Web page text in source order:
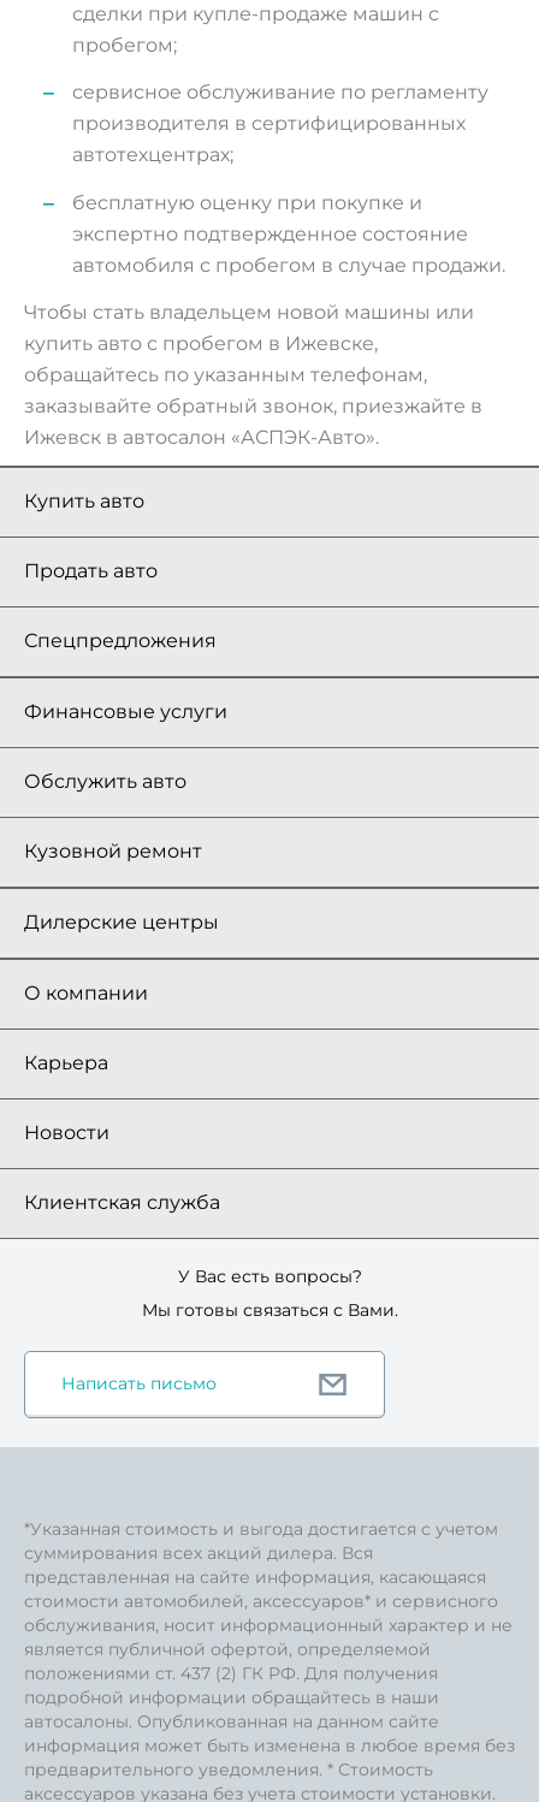
сделки при купле-продаже машин с
пробегом;
сервисное обслуживание по регламенту
производителя в сертифицированных
автотехцентрах;
бесплатную оценку при покупке и
экспертно подтвержденное состояние
автомобиля с пробегом в случае продажи.
Чтобы стать владельцем новой машины или
купить авто с пробегом в Ижевске,
обращайтесь по указанным телефонам,
заказывайте обратный звонок, приезжайте в
Ижевск в автосалон «АСПЭК-Авто».
Купить авто
Продать авто
Спецпредложения
Финансовые услуги
Обслужить авто
Кузовной ремонт
Дилерские центры
О компании
Карьера
Новости
Клиентская служба
У Вас есть вопросы?
Мы готовы связаться с Вами.
Написать письмо
*Указанная стоимость и выгода достигается с учетом
суммирования всех акций дилера. Вся
представленная на сайте информация, касающаяся
стоимости автомобилей, аксессуаров* и сервисного
обслуживания, носит информационный характер и не
является публичной офертой, определяемой
положениями ст. 437 (2) ГК РФ. Для получения
подробной информации обращайтесь в наши
автосалоны. Опубликованная на данном сайте
информация может быть изменена в любое время без
предварительного уведомления. * Стоимость
аксессуаров указана без учета стоимости установки.